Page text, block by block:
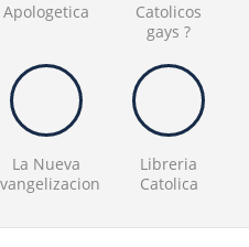
Apologetica
Catolicos
gays ?
La Nueva
Libreria
Catolica